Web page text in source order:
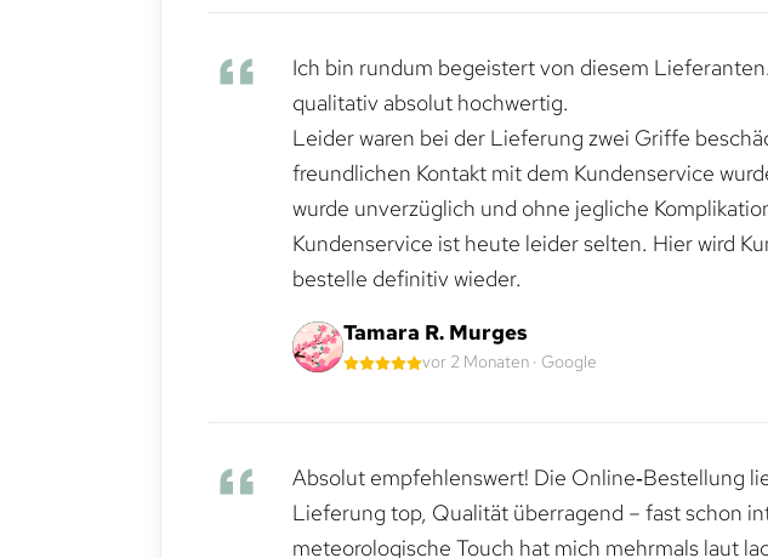
Ich bin rundum begeistert von diesem
qualitativ absolut hochwertig.
Leider waren bei der Lieferung zwei Griffe
freundlichen Kontakt mit dem Kundenservice
wurde unverzüglich und ohne jegliche
Kundenservice ist heute leider selten. Hier wird
bestelle definitiv wieder.
Tamara R. Murges
vor 2 Monaten · Google
Absolut empfehlenswert! Die Online‑Bestellung
Lieferung top, Qualität überragend – fast schon
meteorologische Touch hat mich mehrmals laut